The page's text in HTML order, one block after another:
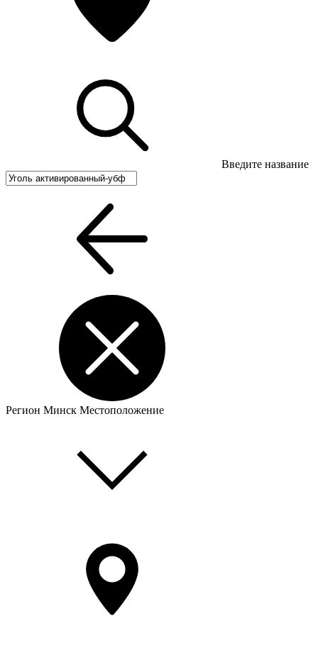
Введите название
Регион Минск Местоположение